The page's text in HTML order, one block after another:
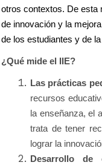
otros contextos. De esta
de innovación y la
de los estudiantes y de
¿Qué mide el IIE?
Las prácticas
recursos
la enseñanza, el
trata de tener
lograr la
Desarrollo de